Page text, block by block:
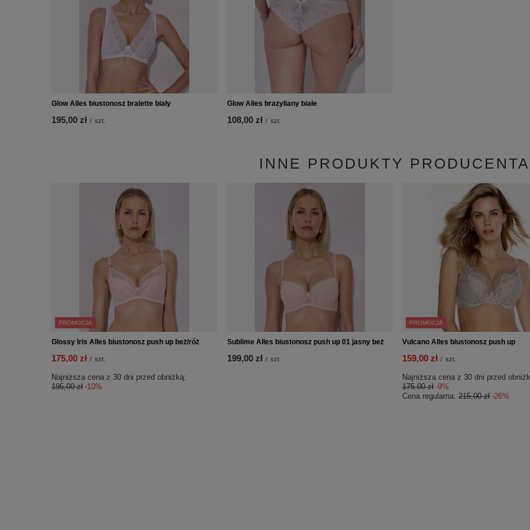
Glow Alles biustonosz bralette biały
195,00 zł / szt.
Glow Alles brazyliany białe
108,00 zł / szt.
INNE PRODUKTY
PROMOCJA
Glossy Iris Alles biustonosz push up beż/róż
175,00 zł / szt.
Najniższa cena z 30 dni przed obniżką:
195,00 zł -10%
Sublime Alles biustonosz push up 01 jasny beż
199,00 zł / szt.
PROMOCJA
Vulcano Alles biustonosz push up
159,00 zł / szt.
Najniższa cena z 30 dni przed
175,00 zł -9%
Cena regularna: 215,00 zł -26%